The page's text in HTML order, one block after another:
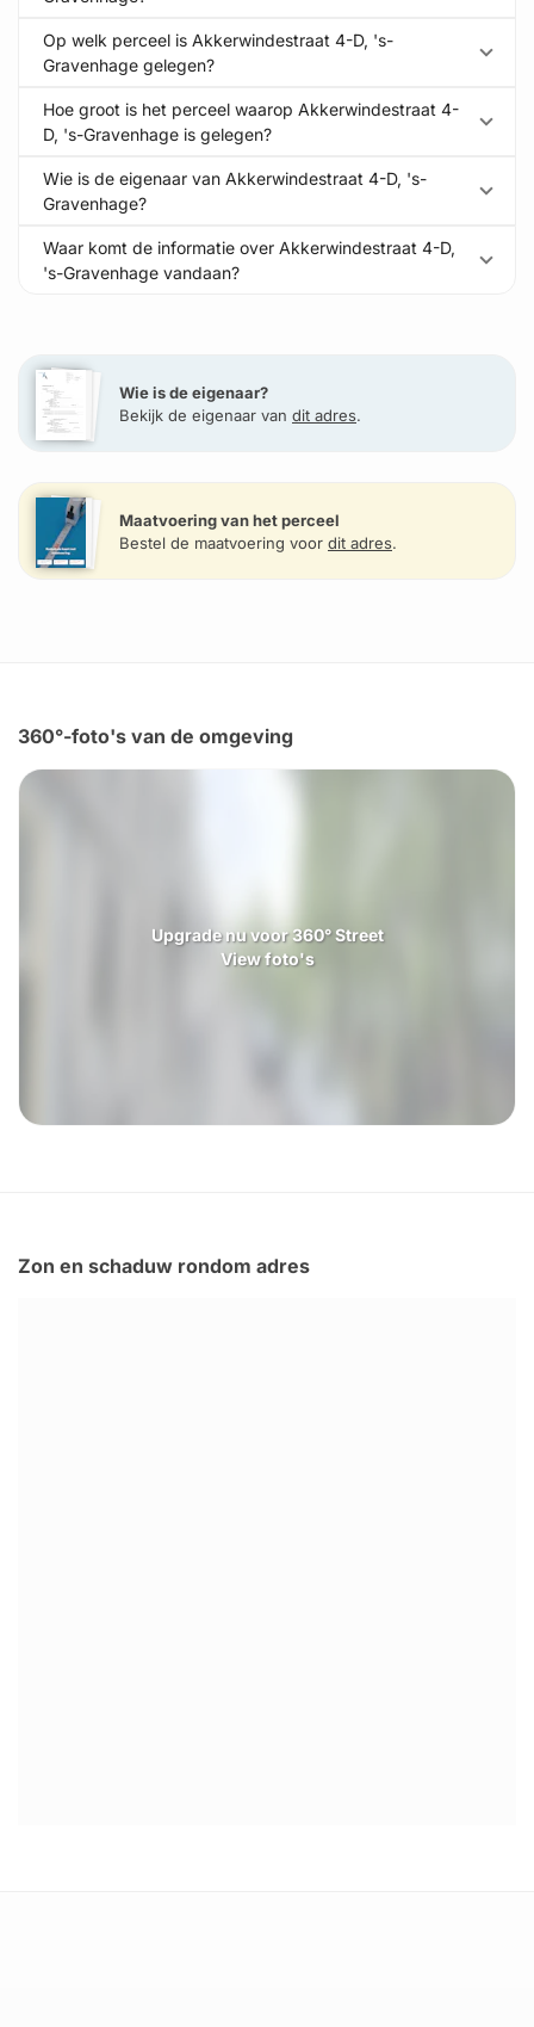
Op welk perceel is Akkerwindestraat 4-D, 's-
Gravenhage gelegen?
Hoe groot is het perceel waarop Akkerwindestraat 4-
D, 's-Gravenhage is gelegen?
Wie is de eigenaar van Akkerwindestraat 4-D, 's-
Gravenhage?
Waar komt de informatie over Akkerwindestraat 4-D,
's-Gravenhage vandaan?
Wie is de eigenaar?
Bekijk de eigenaar van dit adres.
Maatvoering van het perceel
Bestel de maatvoering voor dit adres.
360°-foto's van de omgeving
Upgrade nu voor 360° Street
View foto's
Zon en schaduw rondom adres